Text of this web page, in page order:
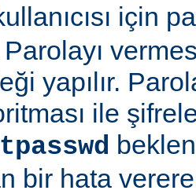
için
yapılır.
ile
bir hata